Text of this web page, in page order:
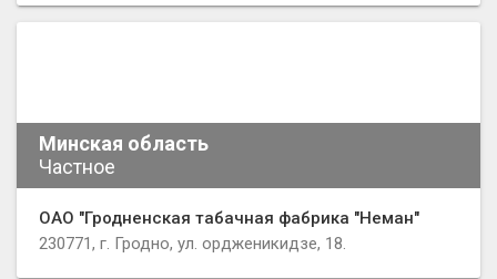
Минская область
Частное
ОАО "Гродненская табачная фабрика "Неман"
230771, г. Гродно, ул. ордженикидзе, 18.